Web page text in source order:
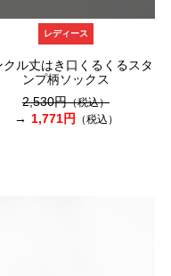
レディース
クル丈はき口くるくるスタ
ンプ柄ソックス
2,530円（税込）
1,771円 （税込）